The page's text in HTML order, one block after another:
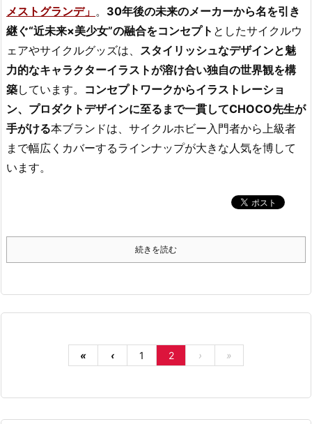
メストグランデ」 。 30年後の未来のメーカーから名を引き
継ぐ“近未来×美少女”の融合をコンセプト としたサイクルウ
ェアやサイクルグッズは、 スタイリッシュなデザインと魅
力的なキャラクターイラストが溶け合い独自の世界観を構
築しています。 コンセプトワークからイラストレーショ
ン、プロダクトデザインに至るまで一貫してCHOCO先生が
手がける本ブランドは、サイクルホビー入門者から上級者
まで幅広くカバーするラインナップが大きな人気を博して
います。
続きを読む
« ‹ 1 2 › »